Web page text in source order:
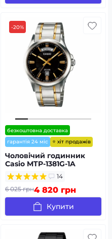
-20%
безкоштовна доставка
гарантія 24 міс
⭐ хіт продажів
Чоловічий годинник
Casio MTP-1381G-1A
14
6 025 грн4 820 грн
Купити